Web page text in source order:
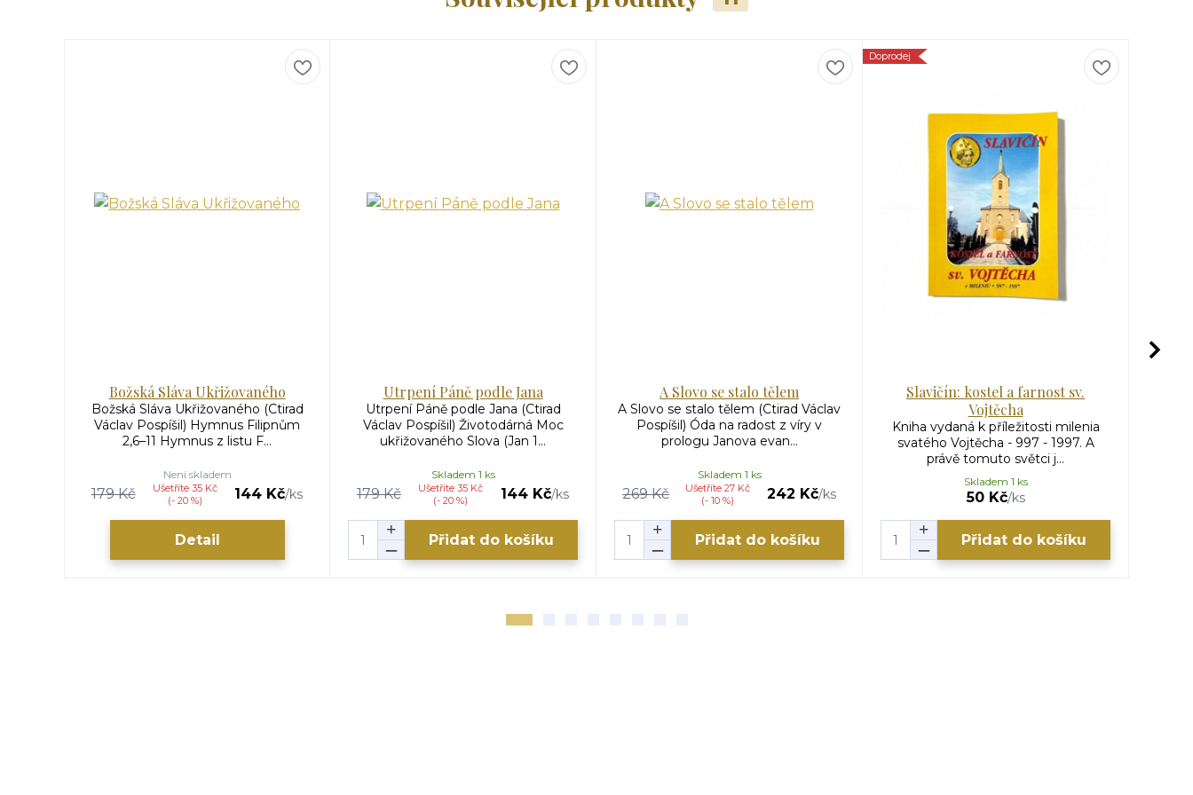
Božská Sláva Ukřižovaného
Božská Sláva Ukřižovaného (Ctirad
Václav Pospíšil) Hymnus Filipnům
2,6–11 Hymnus z listu F...
179 Kč
Ušetříte 35 Kč
(- 20 %)
144 Kč/ks
Není skladem
Detail
Utrpení Páně podle Jana
Utrpení Páně podle Jana (Ctirad
Václav Pospíšil) Životodárná Moc
ukřižovaného Slova (Jan 1...
179 Kč
Ušetříte 35 Kč
(- 20 %)
144 Kč/ks
Skladem 1 ks
Přidat do košíku
A Slovo se stalo tělem
A Slovo se stalo tělem (Ctirad Václav
Pospíšil) Óda na radost z víry v
prologu Janova evan...
269 Kč
Ušetříte 27 Kč
(- 10 %)
242 Kč/ks
Skladem 1 ks
Přidat do košíku
Doprodej
Slavičín: kostel a farnost sv.
Vojtěcha
Kniha vydaná k příležitosti milenia
svatého Vojtěcha - 997 - 1997. A
právě tomuto světci j...
50 Kč/ks
Skladem 1 ks
Přidat do košíku